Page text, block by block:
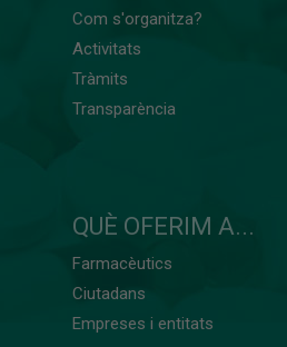
Com s'organitza?
Activitats
Tràmits
Transparència
QUÈ OFERIM A...
Farmacèutics
Ciutadans
Empreses i entitats